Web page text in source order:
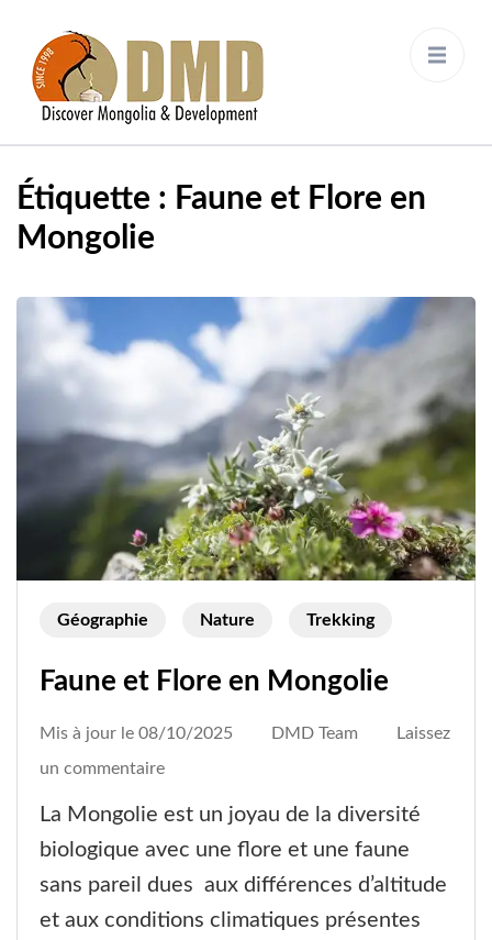
Étiquette : Faune et Flore en
Mongolie
Géographie Nature Trekking
Faune et Flore en Mongolie
Mis à jour le 08/10/2025 DMD Team
Laissez
un commentaireon
en
La Mongolie est un joyau de la diversité
biologique avec une flore et une faune
sans pareil dues aux différences d’altitude
et aux conditions climatiques présentes